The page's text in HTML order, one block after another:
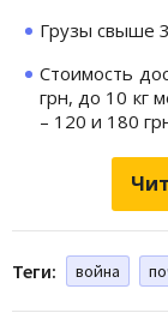
Грузы свыше
Стоимость
грн, до 10 кг
– 120 и 180
Теги: война